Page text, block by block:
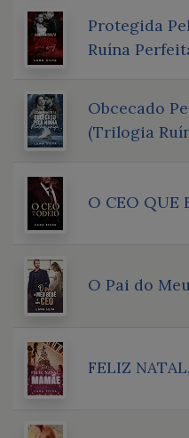
Protegida
Ruína
Obcecado
(Trilogia
O CEO QUE
O Pai do
FELIZ